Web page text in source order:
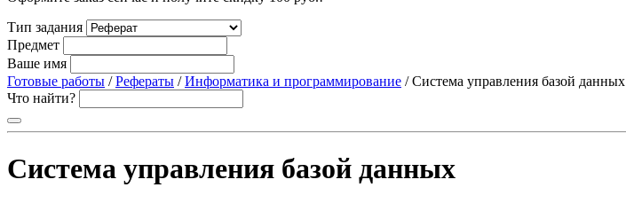
Тип задания
Предмет
Ваше имя
Готовые работы /Рефераты /Информатика и программирование / Система управления базой данных
Что найти?
Система управления базой данных